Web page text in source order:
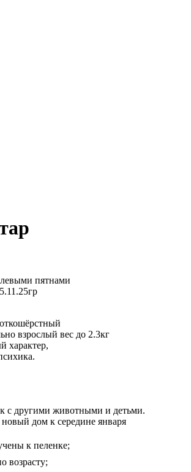
пятнами
взрослый вес до 2.3кг
характер,
с другими животными и детьми.
новый дом к середине января
к пеленке;
возрасту;